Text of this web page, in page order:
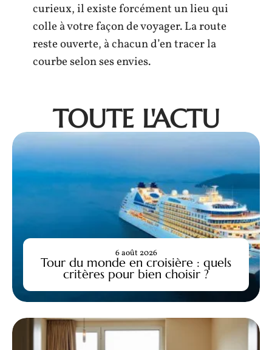
curieux, il existe forcément un lieu qui
colle à votre façon de voyager. La route
reste ouverte, à chacun d’en tracer la
courbe selon ses envies.
TOUTE L'ACTU
Tour du monde en croisière : quels
critères pour bien choisir ?
6 août 2026